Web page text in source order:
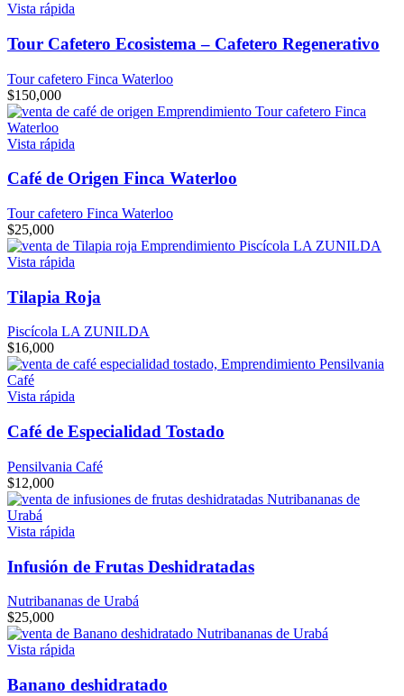
Vista rápida
Tour Cafetero Ecosistema – Cafetero Regenerativo
Tour cafetero Finca Waterloo
$150,000
Vista rápida
Café de Origen Finca Waterloo
Tour cafetero Finca Waterloo
$25,000
Vista rápida
Tilapia Roja
Piscícola LA ZUNILDA
$16,000
Vista rápida
Café de Especialidad Tostado
Pensilvania Café
$12,000
Vista rápida
Infusión de Frutas Deshidratadas
Nutribananas de Urabá
$25,000
Vista rápida
Banano deshidratado